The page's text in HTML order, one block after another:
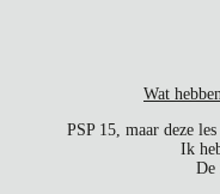
Wat
PSP 15, maar deze
Ik
De